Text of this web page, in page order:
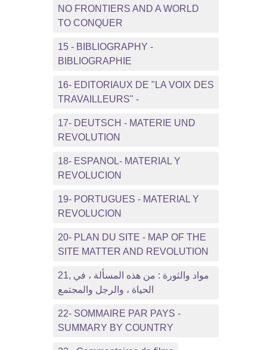
NO FRONTIERS AND A WORLD
TO CONQUER
15 - BIBLIOGRAPHY -
BIBLIOGRAPHIE
16- EDITORIAUX DE "LA VOIX DES
TRAVAILLEURS" -
17- DEUTSCH - MATERIE UND
REVOLUTION
18- ESPANOL- MATERIAL Y
REVOLUCION
19- PORTUGUES - MATERIAL Y
REVOLUCION
20- PLAN DU SITE - MAP OF THE
SITE MATTER AND REVOLUTION
21, مواد والثورة : من هذه المسألة ، في
الحياة ، والرجل والمجتمع
22- SOMMAIRE PAR PAYS -
SUMMARY BY COUNTRY